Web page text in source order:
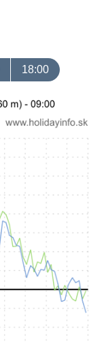
18:00